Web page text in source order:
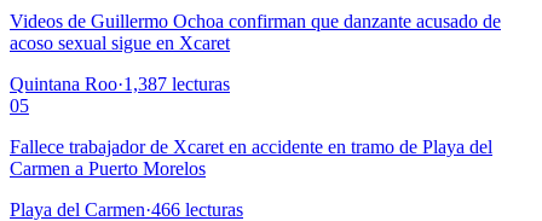
Videos de Guillermo Ochoa confirman que danzante acusado de
acoso sexual sigue en Xcaret
Quintana Roo·1,387 lecturas
05
Fallece trabajador de Xcaret en accidente en tramo de Playa del
Carmen a Puerto Morelos
Playa del Carmen·466 lecturas